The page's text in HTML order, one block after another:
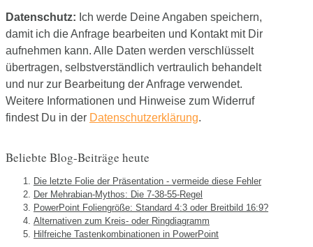
Datenschutz: Ich werde Deine Angaben speichern,
damit ich die Anfrage bearbeiten und Kontakt mit Dir
aufnehmen kann. Alle Daten werden verschlüsselt
übertragen, selbstverständlich vertraulich behandelt
und nur zur Bearbeitung der Anfrage verwendet.
Weitere Informationen und Hinweise zum Widerruf
findest Du in der Datenschutzerklärung.
Beliebte Blog-Beiträge heute
Die letzte Folie der Präsentation - vermeide diese Fehler
Der Mehrabian-Mythos: Die 7-38-55-Regel
PowerPoint Foliengröße: Standard 4:3 oder Breitbild 16:9?
Alternativen zum Kreis- oder Ringdiagramm
Hilfreiche Tastenkombinationen in PowerPoint